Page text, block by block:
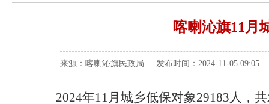
喀喇沁旗11月
来源：喀喇沁旗民政局 发布时间：2024-11-05 09:05
2024年11月城乡低保对象29183人，